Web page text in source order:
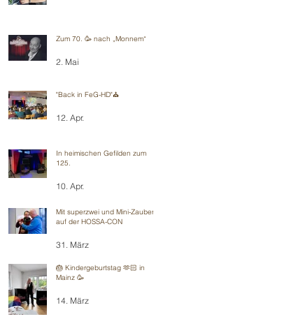
Zum 70. 🥳 nach „Monnem“
2. Mai
"Back in FeG-HD"⛪️
12. Apr.
In heimischen Gefilden zum
125.
10. Apr.
Mit superzwei und Mini-Zauberei
auf der HOSSA-CON
31. März
🎂 Kindergeburtstag 🫶🏻 in
Mainz 🥳
14. März